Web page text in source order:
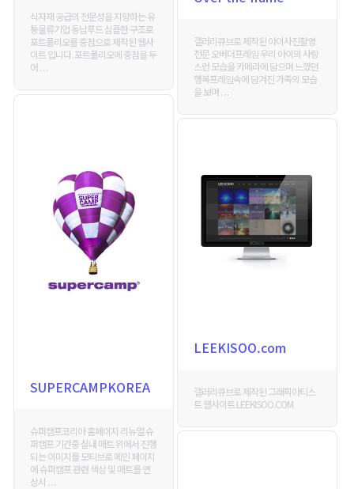
갤러리큐브로 제작된 아이사진촬영
전문 오버더프레임 우리 아이의 사랑
스런 모습을 카메라에 담으며 느꼈던
행복프레임속에 담겨진 가족의 모습
을 보며 . . .
식자재 공급의 전문성을 지향하는 유
통물류기업 동남푸드 심플한 구조로
포트폴리오를 중점으로 제작된 웹사
이트 입니다. 포트폴리오에 중점을 두
어 . . .
SUPERCAMPKOREA
슈퍼캠프코리아 홈페이지 리뉴얼 슈
퍼캠프 기간중 실내 매트 위에서 진행
되는 이미지를 모티브로 메인 페이지
에 슈퍼캠프 관련 색상 및 매트를 연
상시 . . .
LEEKISOO.com
갤러리큐브로 제작된 그래픽아티스
트 웹사이트 LEEKISOO.COM